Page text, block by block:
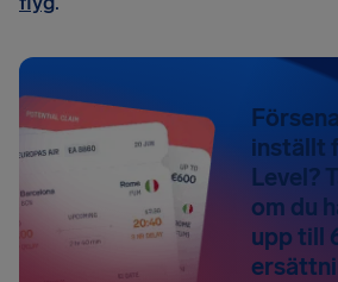
inställt
Level?
om du
upp till